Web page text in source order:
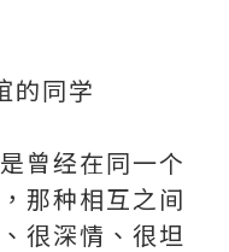
的同学
曾经在同一个
那种相互之间
很深情、很坦